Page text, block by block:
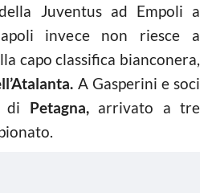
Juventus ad Empoli a
invece non riesce a
capo classifica bianconera,
A Gasperini e soci
di Petagna,arrivato a tre